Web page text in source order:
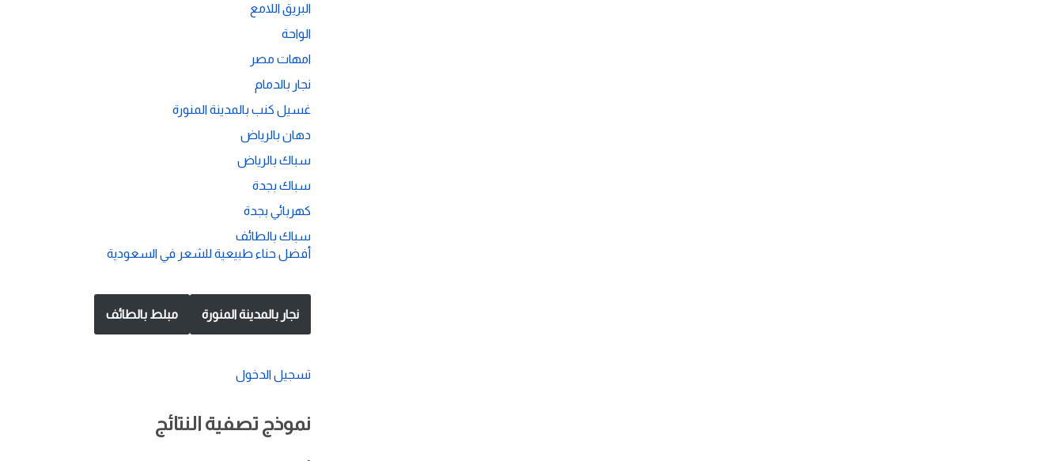
البريق اللامع
الواحة
امهات مصر
نجار بالدمام
غسيل كنب بالمدينة المنورة
دهان بالرياض
سباك بالرياض
سباك بجدة
كهربائي بجدة
سباك بالطائف
أفضل حناء طبيعية للشعر في السعودية
نجار بالمدينة المنورة مبلط بالطائف
تسجيل الدخول
نموذج تصفية النتائج